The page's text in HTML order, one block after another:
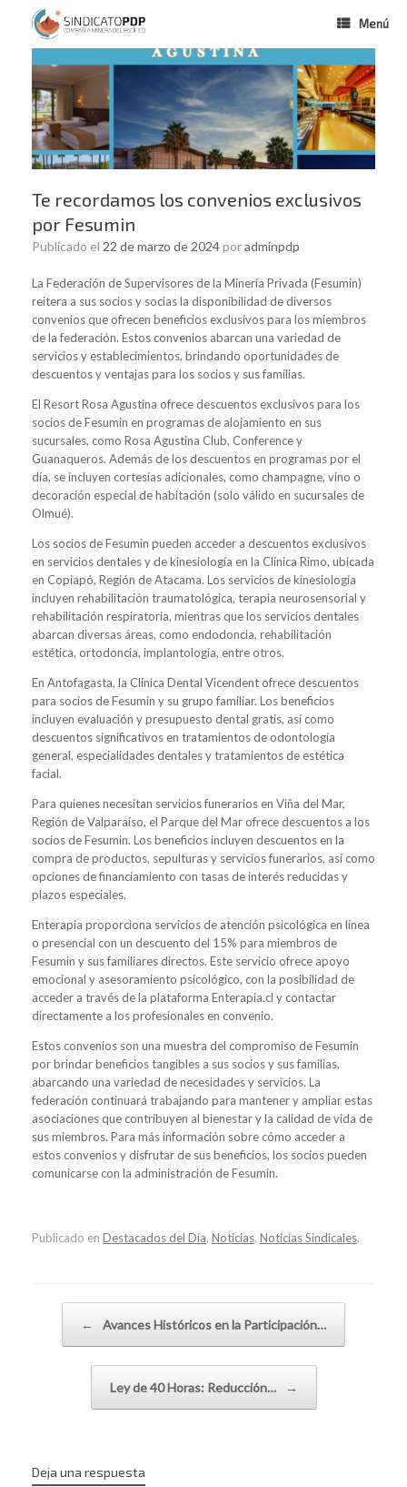
Menú
Te recordamos los convenios exclusivos
por Fesumin
Publicado el 22 de marzo de 2024poradminpdp
La Federación de Supervisores de la Minería Privada (Fesumin)
reitera a sus socios y socias la disponibilidad de diversos
convenios que ofrecen beneficios exclusivos para los miembros
de la federación. Estos convenios abarcan una variedad de
servicios y establecimientos, brindando oportunidades de
descuentos y ventajas para los socios y sus familias.
El Resort Rosa Agustina ofrece descuentos exclusivos para los
socios de Fesumin en programas de alojamiento en sus
sucursales, como Rosa Agustina Club, Conference y
Guanaqueros. Además de los descuentos en programas por el
día, se incluyen cortesías adicionales, como champagne, vino o
decoración especial de habitación (solo válido en sucursales de
Olmué).
Los socios de Fesumin pueden acceder a descuentos exclusivos
en servicios dentales y de kinesiología en la Clínica Rimo, ubicada
en Copiapó, Región de Atacama. Los servicios de kinesiología
incluyen rehabilitación traumatológica, terapia neurosensorial y
rehabilitación respiratoria, mientras que los servicios dentales
abarcan diversas áreas, como endodoncia, rehabilitación
estética, ortodoncia, implantología, entre otros.
En Antofagasta, la Clínica Dental Vicendent ofrece descuentos
para socios de Fesumin y su grupo familiar. Los beneficios
incluyen evaluación y presupuesto dental gratis, así como
descuentos significativos en tratamientos de odontología
general, especialidades dentales y tratamientos de estética
facial.
Para quienes necesitan servicios funerarios en Viña del Mar,
Región de Valparaíso, el Parque del Mar ofrece descuentos a los
socios de Fesumin. Los beneficios incluyen descuentos en la
compra de productos, sepulturas y servicios funerarios, así como
opciones de financiamiento con tasas de interés reducidas y
plazos especiales.
Enterapia proporciona servicios de atención psicológica en línea
o presencial con un descuento del 15% para miembros de
Fesumin y sus familiares directos. Este servicio ofrece apoyo
emocional y asesoramiento psicológico, con la posibilidad de
acceder a través de la plataforma Enterapia.cl y contactar
directamente a los profesionales en convenio.
Estos convenios son una muestra del compromiso de Fesumin
por brindar beneficios tangibles a sus socios y sus familias,
abarcando una variedad de necesidades y servicios. La
federación continuará trabajando para mantener y ampliar estas
asociaciones que contribuyen al bienestar y la calidad de vida de
sus miembros. Para más información sobre cómo acceder a
estos convenios y disfrutar de sus beneficios, los socios pueden
comunicarse con la administración de Fesumin.
Publicado en Destacados del Día, Noticias, Noticias Sindicales.
← Avances Históricos en la Participación…
Ley de 40 Horas: Reducción… →
Deja una respuesta